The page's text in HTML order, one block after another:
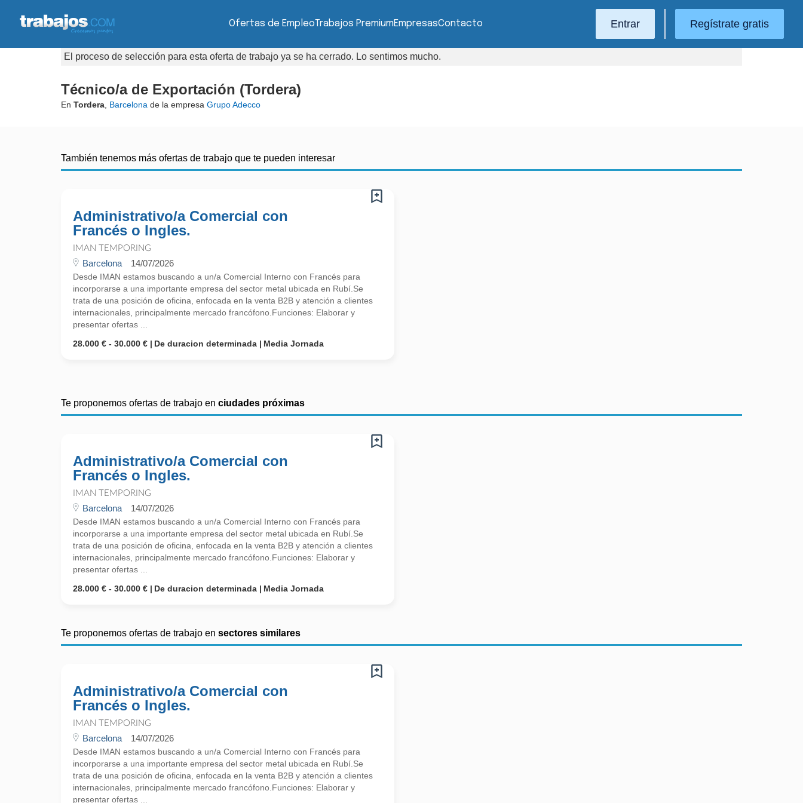
Ofertas de EmpleoTrabajos PremiumEmpresasContacto Entrar Regístrate gratis
El proceso de selección para esta oferta de trabajo ya se ha cerrado. Lo sentimos mucho.
Técnico/a de Exportación (Tordera)
En Tordera Barcelona de la empresa Grupo Adecco
También tenemos más ofertas de trabajo que te pueden interesar
Administrativo/a Comercial con
Francés o Ingles.
IMAN TEMPORING
Barcelona 14/07/2026
Desde IMAN estamos buscando a un/a Comercial Interno con Francés para
incorporarse a una importante empresa del sector metal ubicada en Rubí.Se
trata de una posición de oficina, enfocada en la venta B2B y atención a clientes
internacionales, principalmente mercado francófono.Funciones: Elaborar y
presentar ofertas ...
28.000 € - 30.000 €
De duracion determinada Media Jornada
Te proponemos ofertas de trabajo en ciudades próximas
Administrativo/a Comercial con
Francés o Ingles.
IMAN TEMPORING
Barcelona 14/07/2026
Desde IMAN estamos buscando a un/a Comercial Interno con Francés para
incorporarse a una importante empresa del sector metal ubicada en Rubí.Se
trata de una posición de oficina, enfocada en la venta B2B y atención a clientes
internacionales, principalmente mercado francófono.Funciones: Elaborar y
presentar ofertas ...
28.000 € - 30.000 €
De duracion determinada Media Jornada
Te proponemos ofertas de trabajo en sectores similares
Administrativo/a Comercial con
Francés o Ingles.
IMAN TEMPORING
Barcelona 14/07/2026
Desde IMAN estamos buscando a un/a Comercial Interno con Francés para
incorporarse a una importante empresa del sector metal ubicada en Rubí.Se
trata de una posición de oficina, enfocada en la venta B2B y atención a clientes
internacionales, principalmente mercado francófono.Funciones: Elaborar y
presentar ofertas ...